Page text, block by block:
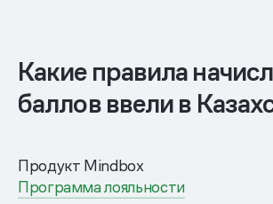
Какие правила
баллов ввели в
Продукт Mindbox
Программа лояльности